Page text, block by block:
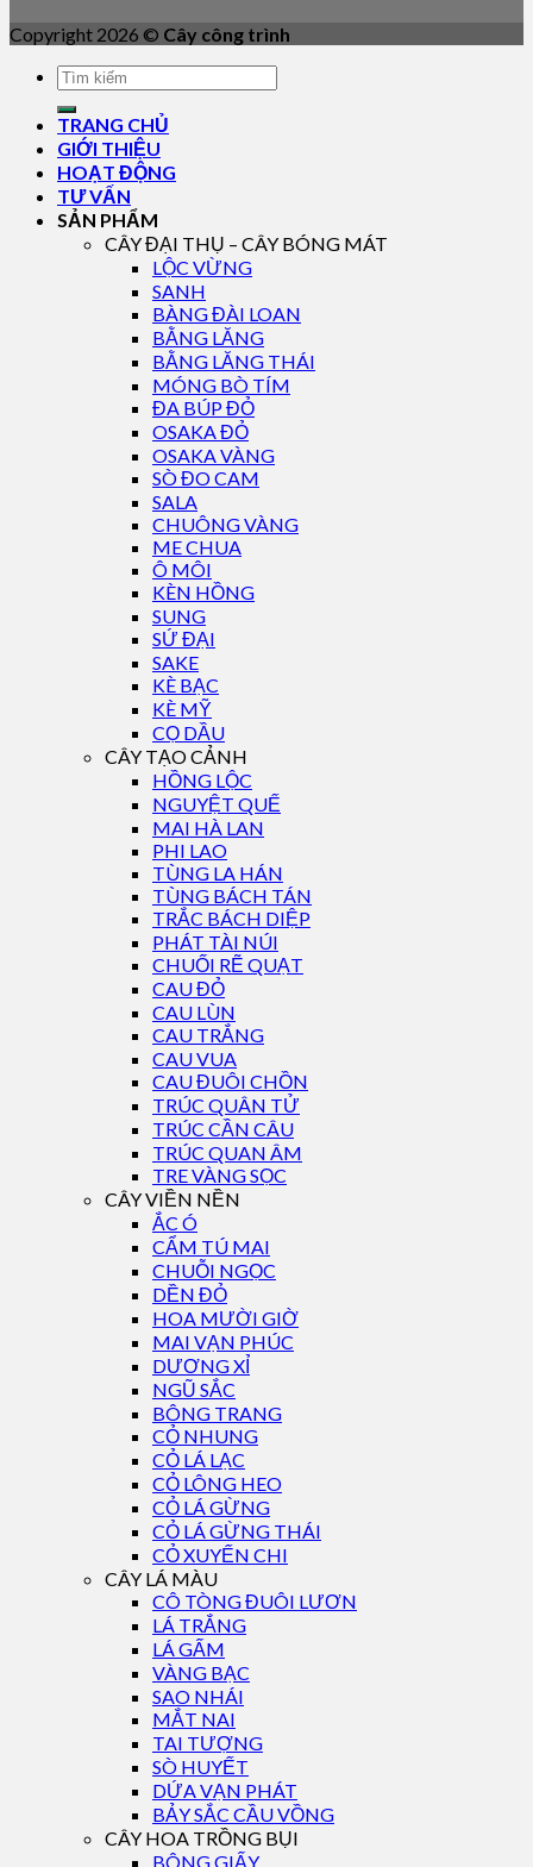
Copyright 2026 © Cây công trình
TRANG CHỦ
GIỚI THIỆU
HOẠT ĐỘNG
TƯ VẤN
SẢN PHẨM
CÂY ĐẠI THỤ – CÂY BÓNG MÁT
LỘC VỪNG
SANH
BÀNG ĐÀI LOAN
BẰNG LĂNG
BẰNG LĂNG THÁI
MÓNG BÒ TÍM
ĐA BÚP ĐỎ
OSAKA ĐỎ
OSAKA VÀNG
SÒ ĐO CAM
SALA
CHUÔNG VÀNG
ME CHUA
Ô MÔI
KÈN HỒNG
SUNG
SỨ ĐẠI
SAKE
KÈ BẠC
KÈ MỸ
CỌ DẦU
CÂY TẠO CẢNH
HỒNG LỘC
NGUYỆT QUẾ
MAI HÀ LAN
PHI LAO
TÙNG LA HÁN
TÙNG BÁCH TÁN
TRẮC BÁCH DIỆP
PHÁT TÀI NÚI
CHUỐI RẼ QUẠT
CAU ĐỎ
CAU LÙN
CAU TRẮNG
CAU VUA
CAU ĐUÔI CHỒN
TRÚC QUÂN TỬ
TRÚC CẦN CÂU
TRÚC QUAN ÂM
TRE VÀNG SỌC
CÂY VIỀN NỀN
ẮC Ó
CẨM TÚ MAI
CHUỖI NGỌC
DỀN ĐỎ
HOA MƯỜI GIỜ
MAI VẠN PHÚC
DƯƠNG XỈ
NGŨ SẮC
BÔNG TRANG
CỎ NHUNG
CỎ LÁ LẠC
CỎ LÔNG HEO
CỎ LÁ GỪNG
CỎ LÁ GỪNG THÁI
CỎ XUYẾN CHI
CÂY LÁ MÀU
CÔ TÒNG ĐUÔI LƯƠN
LÁ TRẮNG
LÁ GẤM
VÀNG BẠC
SAO NHÁI
MẮT NAI
TAI TƯỢNG
SÒ HUYẾT
DỨA VẠN PHÁT
BẢY SẮC CẦU VỒNG
CÂY HOA TRỒNG BỤI
BÔNG GIẤY